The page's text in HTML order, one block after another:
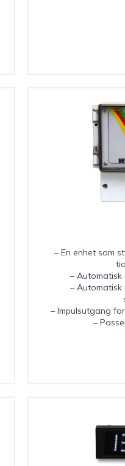
– En enhet som
– Automatisk
– Automatisk
– Impulsutgang
–